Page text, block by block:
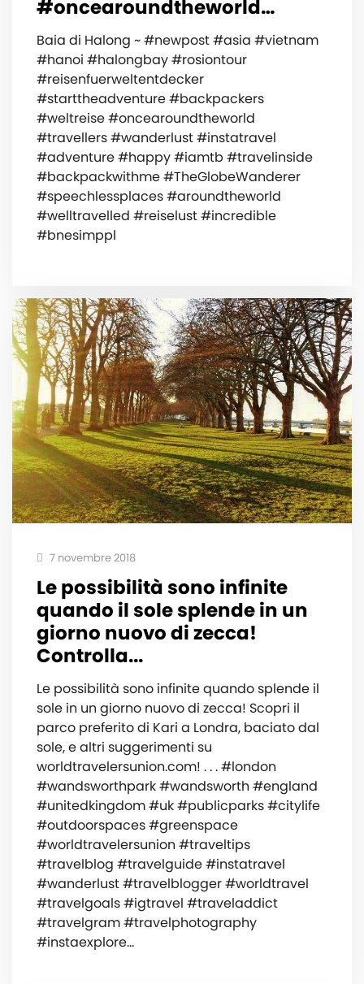
#oncearoundtheworld…
Baia di Halong ~ #newpost #asia #vietnam
#hanoi #halongbay #rosiontour
#reisenfuerweltentdecker
#starttheadventure #backpackers
#weltreise #oncearoundtheworld
#travellers #wanderlust #instatravel
#adventure #happy #iamtb #travelinside
#backpackwithme #TheGlobeWanderer
#speechlessplaces #aroundtheworld
#welltravelled #reiselust #incredible
#bnesimppl
7 novembre 2018
Le possibilità sono infinite
quando il sole splende in un
giorno nuovo di zecca!
Controlla...
Le possibilità sono infinite quando splende il
sole in un giorno nuovo di zecca! Scopri il
parco preferito di Kari a Londra, baciato dal
sole, e altri suggerimenti su
worldtravelersunion.com! . . . #london
#wandsworthpark #wandsworth #england
#unitedkingdom #uk #publicparks #citylife
#outdoorspaces #greenspace
#worldtravelersunion #traveltips
#travelblog #travelguide #instatravel
#wanderlust #travelblogger #worldtravel
#travelgoals #igtravel #traveladdict
#travelgram #travelphotography
#instaexplore…